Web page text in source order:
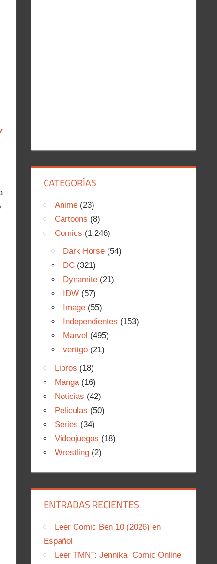
CATEGORÍAS
Anime (23)
Cartoons (8)
Comics (1.246)
Dark Horse (54)
DC (321)
Dynamite (21)
IDW (57)
Image (55)
Independientes (153)
Marvel (495)
vertigo (21)
Libros (18)
Manga (16)
Noticias (42)
Peliculas (50)
Series (34)
Videojuegos (18)
Wrestling (2)
ENTRADAS RECIENTES
Leer Comic Ben 10 (2026) en
Español
Leer TMNT: Jennika Comic Online